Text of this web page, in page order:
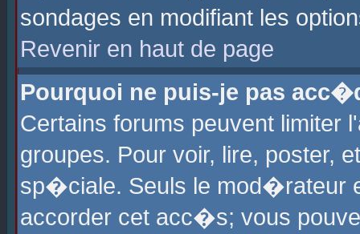
sondages en modifiant les
Revenir en haut de page
Pourquoi ne puis-je pas
Certains forums peuvent
groupes. Pour voir, lire, poster,
sp�ciale. Seuls le mod�rateur
accorder cet acc�s; vous